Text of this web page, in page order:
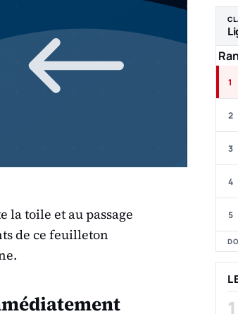
la toile et au passage
de ce feuilleton
1
2
3
4
5
1